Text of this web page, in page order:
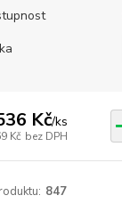
Kč/ks
Kč bez DPH
847